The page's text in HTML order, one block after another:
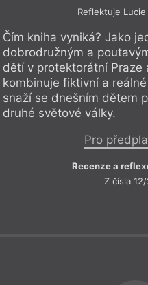
Reflektuje
Čím kniha vyniká? Jako
dobrodružným a
dětí v protektorátní Praze
kombinuje fiktivní a
snaží se dnešním dětem
druhé světové války.
Pro
Recenze a
Z čísla